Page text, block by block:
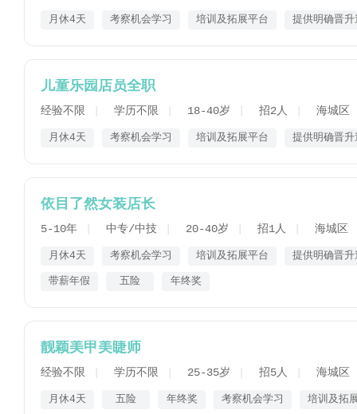
月休4天 考察机会学习 培训及拓展平台 提供明确晋升
儿童乐园店员全职
经验不限 学历不限 18-40岁 招2人 海城区
月休4天 考察机会学习 培训及拓展平台 提供明确晋升
依目了然女装店长
5-10年 中专/中技 20-40岁 招1人 海城区
月休4天 考察机会学习 培训及拓展平台 提供明确晋升
带薪年假 五险 年终奖
靓颖美甲美睫师
经验不限 学历不限 25-35岁 招5人 海城区
月休4天 五险 年终奖 考察机会学习 培训及拓